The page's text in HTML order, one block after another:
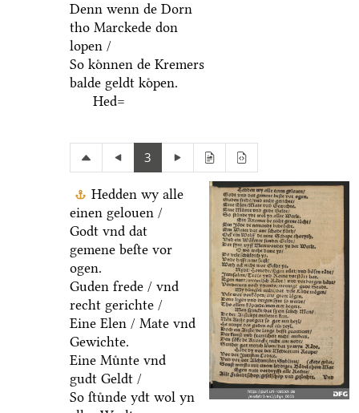
Denn wenn de Dorn
tho Marckede don
lopen /
So koͤnnen de Kremers
balde geldt koͤpen.
Hed=
3
Hedden wy alle
einen gelouen /
Godt vnd dat
gemene beſte vor
ogen.
Guden frede / vnd
recht gerichte /
Eine Elen / Mate vnd
Gewichte.
Eine Muͤnte vnd
gudt Geldt /
So ſtuͤnde ydt wol yn